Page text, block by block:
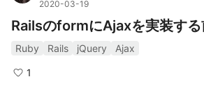
2020-03-19
RailsのformにAjaxを実装する
Ruby Rails jQuery Ajax
1